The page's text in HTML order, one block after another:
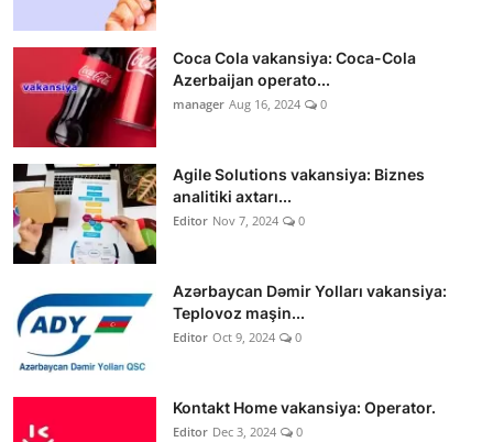
Coca Cola vakansiya: Coca-Cola
Azerbaijan operato...
manager Aug 16, 2024 0
Agile Solutions vakansiya: Biznes
analitiki axtarı...
Editor Nov 7, 2024 0
Azərbaycan Dəmir Yolları vakansiya:
Teplovoz maşin...
Editor Oct 9, 2024 0
Kontakt Home vakansiya: Operator.
Editor Dec 3, 2024 0